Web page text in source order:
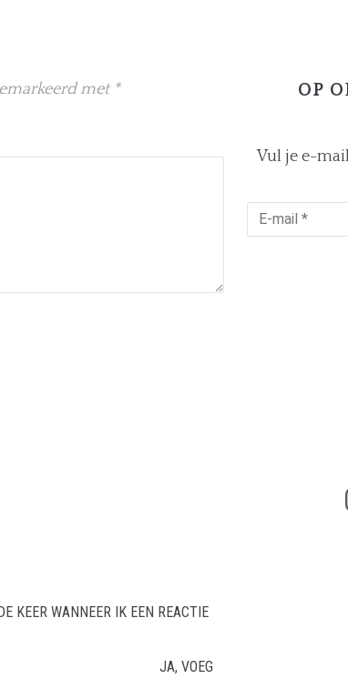
met *
KEER WANNEER IK EEN REACTIE
JA, VOEG
OP
Vul je e-
E-
mail